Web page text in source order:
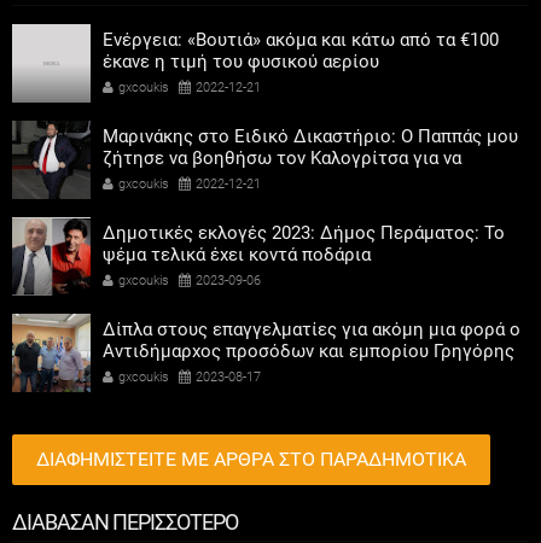
Ενέργεια: «Βουτιά» ακόμα και κάτω από τα €100
έκανε η τιμή του φυσικού αερίου
gxcoukis 2022-12-21
Μαρινάκης στο Ειδικό Δικαστήριο: Ο Παππάς μου
ζήτησε να βοηθήσω τον Καλογρίτσα για να
αποκτήσει σταθμό ο ΣΥΡΙΖΑ
gxcoukis 2022-12-21
Δημοτικές εκλογές 2023: Δήμος Περάματος: Το
ψέμα τελικά έχει κοντά ποδάρια
gxcoukis 2023-09-06
Δίπλα στους επαγγελματίες για ακόμη μια φορά ο
Αντιδήμαρχος προσόδων και εμπορίου Γρηγόρης
Καψοκόλης
gxcoukis 2023-08-17
ΔΙΑΦΗΜΙΣΤΕΙΤΕ ΜΕ ΑΡΘΡΑ ΣΤΟ ΠΑΡΑΔΗΜΟΤΙΚΑ
ΔΙΑΒΑΣΑΝ ΠΕΡΙΣΣΟΤΕΡΟ